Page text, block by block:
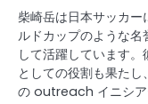
柴崎岳は日本サッカ
ルドカップのような
して活躍しています
としての役割も果た
の outreach イニシア